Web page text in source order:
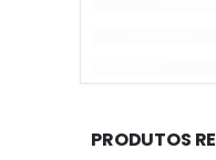
PRODUTOS